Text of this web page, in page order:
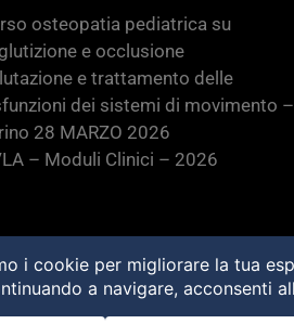
osteopatia pediatrica su
e occlusione
e trattamento delle
dei sistemi di movimento –
28 MARZO 2026
– Moduli Clinici – 2026